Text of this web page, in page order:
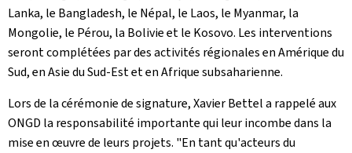
Lanka, le Bangladesh, le Népal, le Laos, le Myanmar, la
Mongolie, le Pérou, la Bolivie et le Kosovo. Les interventions
seront complétées par des activités régionales en Amérique du
Sud, en Asie du Sud-Est et en Afrique subsaharienne.
Lors de la cérémonie de signature, Xavier Bettel a rappelé aux
ONGD la responsabilité importante qui leur incombe dans la
mise en œuvre de leurs projets. "En tant qu'acteurs du